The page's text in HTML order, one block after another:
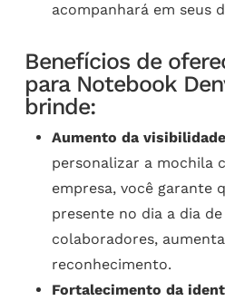
acompanhará em seus
Benefícios de
para Notebook
brinde:
Aumento da
personalizar a mochila
empresa, você garante
presente no dia a dia
colaboradores,
reconhecimento.
Fortalecimento da